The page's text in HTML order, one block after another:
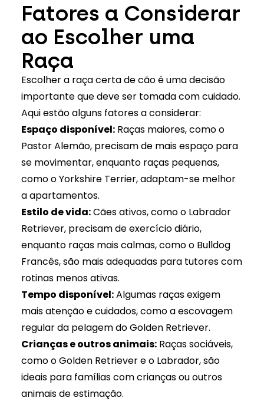
Fatores a Considerar
ao Escolher uma
Raça
Escolher a raça certa de cão é uma decisão
importante que deve ser tomada com cuidado.
Aqui estão alguns fatores a considerar:
Espaço disponível:Raças maiores, como o
Pastor Alemão, precisam de mais espaço para
se movimentar, enquanto raças pequenas,
como o Yorkshire Terrier, adaptam-se melhor
a apartamentos.
Estilo de vida:Cães ativos, como o Labrador
Retriever, precisam de exercício diário,
enquanto raças mais calmas, como o Bulldog
Francês, são mais adequadas para tutores com
rotinas menos ativas.
Tempo disponível:Algumas raças exigem
mais atenção e cuidados, como a escovagem
regular da pelagem do Golden Retriever.
Crianças e outros animais:Raças sociáveis,
como o Golden Retriever e o Labrador, são
ideais para famílias com crianças ou outros
animais de estimação.